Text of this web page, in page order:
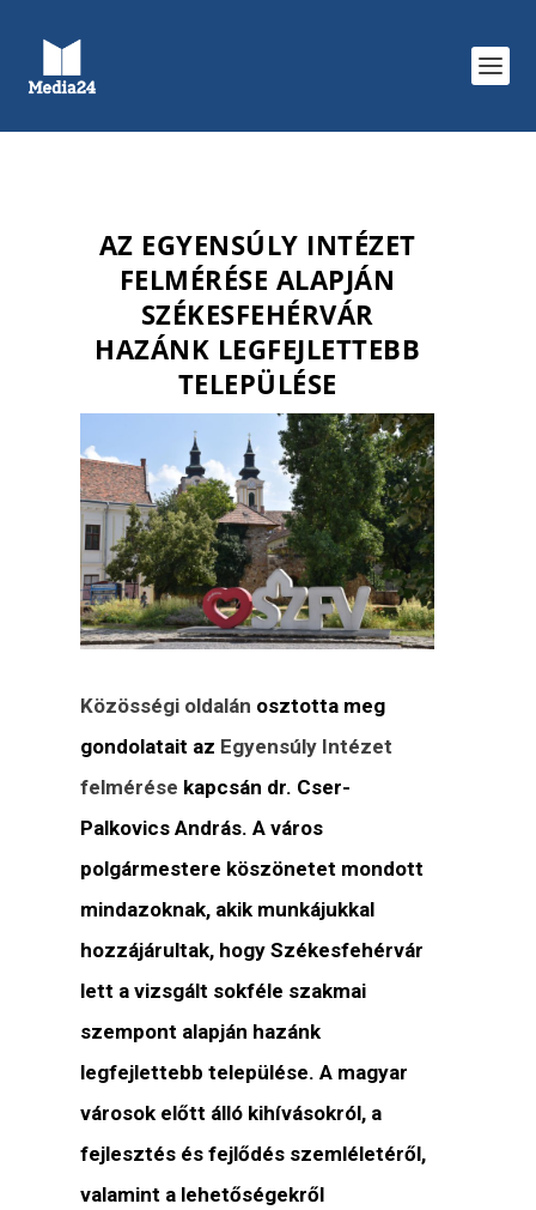
AZ EGYENSÚLY INTÉZET
FELMÉRÉSE ALAPJÁN
SZÉKESFEHÉRVÁR
HAZÁNK LEGFEJLETTEBB
TELEPÜLÉSE
Közösségi oldalán osztotta meg
gondolatait az Egyensúly Intézet
felmérése kapcsán dr. Cser-
Palkovics András. A város
polgármestere köszönetet mondott
mindazoknak, akik munkájukkal
hozzájárultak, hogy Székesfehérvár
lett a vizsgált sokféle szakmai
szempont alapján hazánk
legfejlettebb települése. A magyar
városok előtt álló kihívásokról, a
fejlesztés és fejlődés szemléletéről,
valamint a lehetőségekről